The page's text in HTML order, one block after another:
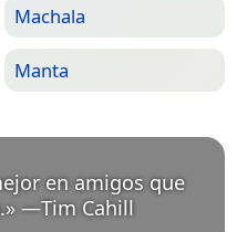
Machala
Manta
en amigos que
» —Tim Cahill